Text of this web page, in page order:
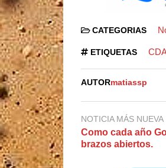
CATEGORIAS
ETIQUETAS
AUTORmatiassp
NOTICIA MÁS NUEVA
Como cada año
brazos abiertos.